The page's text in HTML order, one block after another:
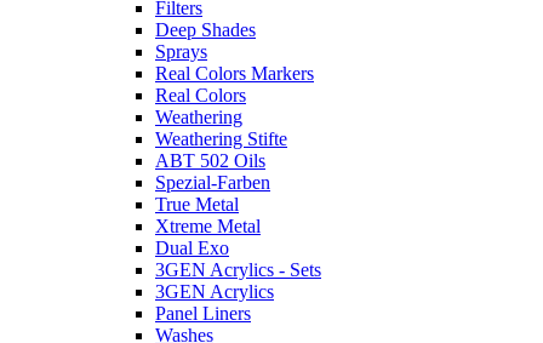
Filters
Deep Shades
Sprays
Real Colors Markers
Real Colors
Weathering
Weathering Stifte
ABT 502 Oils
Spezial-Farben
True Metal
Xtreme Metal
Dual Exo
3GEN Acrylics - Sets
3GEN Acrylics
Panel Liners
Washes